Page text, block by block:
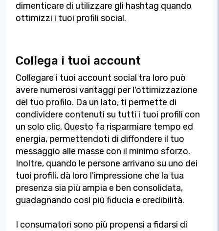
dimenticare di utilizzare gli hashtag quando
ottimizzi i tuoi profili social.
Collega i tuoi account
Collegare i tuoi account social tra loro può
avere numerosi vantaggi per l'ottimizzazione
del tuo profilo. Da un lato, ti permette di
condividere contenuti su tutti i tuoi profili con
un solo clic. Questo fa risparmiare tempo ed
energia, permettendoti di diffondere il tuo
messaggio alle masse con il minimo sforzo.
Inoltre, quando le persone arrivano su uno dei
tuoi profili, dà loro l'impressione che la tua
presenza sia più ampia e ben consolidata,
guadagnando così più fiducia e credibilità.
I consumatori sono più propensi a fidarsi di